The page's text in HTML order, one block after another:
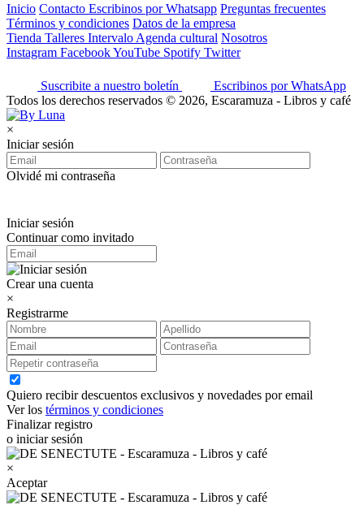
Inicio Contacto Escribinos por Whatsapp Preguntas frecuentes
Términos y condiciones Datos de la empresa
Tienda Talleres Intervalo Agenda cultural Nosotros
Instagram FacebookYouTube Spotify Twitter
Suscribite a nuestro boletín
Escribinos por WhatsApp
Todos los derechos reservados © 2026, Escaramuza - Libros y café
×
Iniciar sesión
Olvidé mi contraseña
Iniciar sesión
Continuar como invitado
Crear una cuenta
×
Registrarme
Quiero recibir descuentos exclusivos y novedades por email
Ver los términos y condiciones
Finalizar registro
o iniciar sesión
×
Aceptar